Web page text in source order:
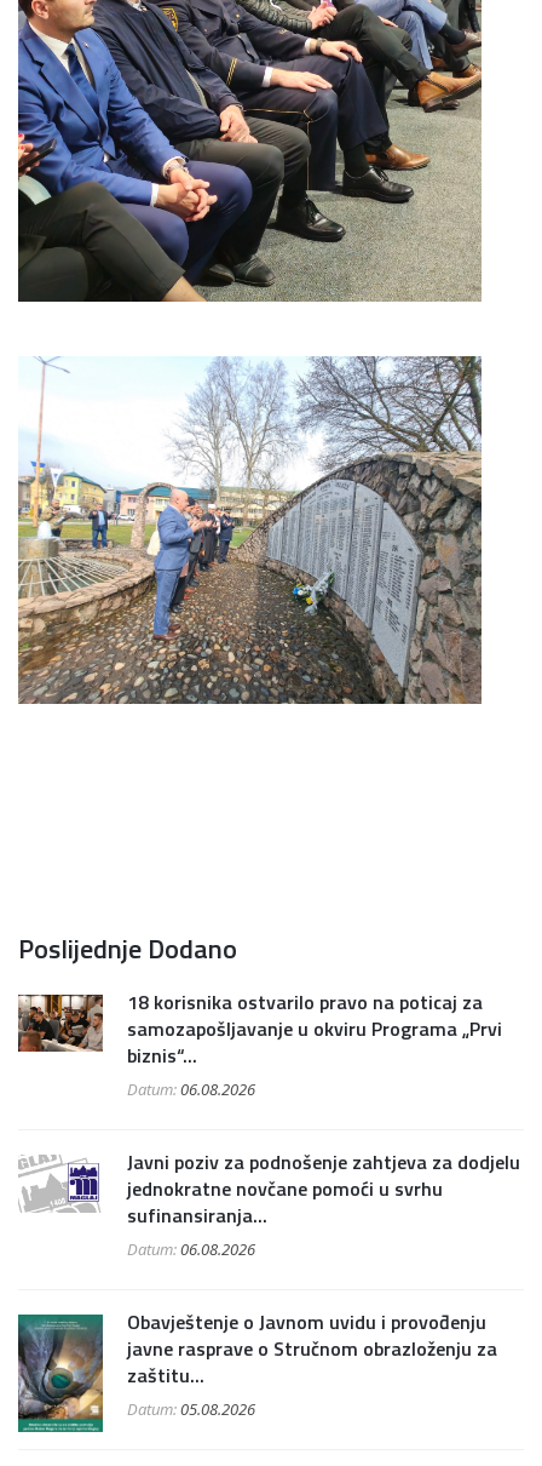
Poslijednje Dodano
18 korisnika ostvarilo pravo na poticaj za
samozapošljavanje u okviru Programa „Prvi
biznis“...
Datum:06.08.2026
Javni poziv za podnošenje zahtjeva za dodjelu
jednokratne novčane pomoći u svrhu
sufinansiranja...
Datum:06.08.2026
Obavještenje o Javnom uvidu i provođenju
javne rasprave o Stručnom obrazloženju za
zaštitu...
Datum:05.08.2026